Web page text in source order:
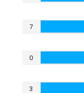
7
0
3